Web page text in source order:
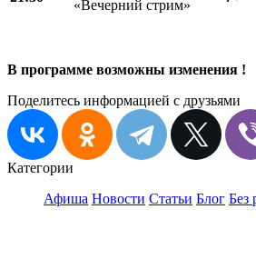
«Вечерний стрим»
В программе возможны изменения !
Поделитесь информацией с друзьями
Категории
Афиша Новости Статьи Блог Без